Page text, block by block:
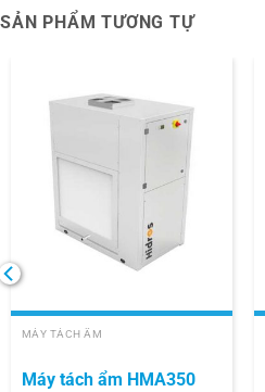
SẢN PHẨM TƯƠNG TỰ
MÁY TÁCH ẨM
Máy tách ẩm HMA350